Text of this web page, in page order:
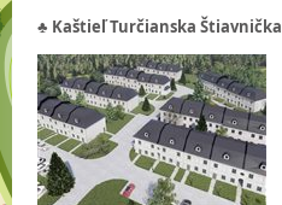
♣ Kaštieľ Turčianska Štiavnička